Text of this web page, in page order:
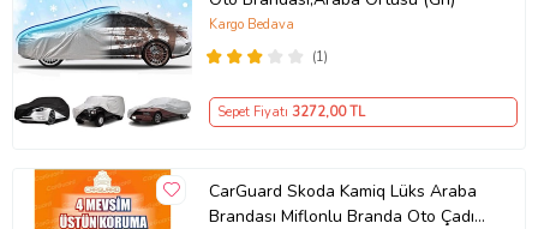
(1)
Kargo Bedava
Sepet Fiyatı 3272,00 TL
CarGuard Skoda Kamiq Lüks Araba
Brandası Miflonlu Branda Oto Çadır